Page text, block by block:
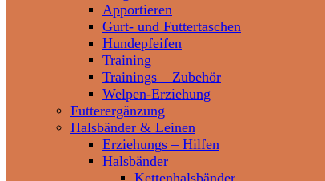
Apportieren
Gurt- und Futtertaschen
Hundepfeifen
Training
Trainings – Zubehör
Welpen-Erziehung
Futterergänzung
Halsbänder & Leinen
Erziehungs – Hilfen
Halsbänder